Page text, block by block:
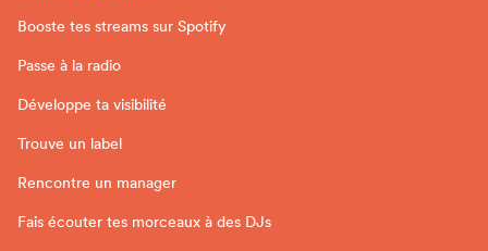
Booste tes streams sur Spotify
Passe à la radio
Développe ta visibilité
Trouve un label
Rencontre un manager
Fais écouter tes morceaux à des DJs